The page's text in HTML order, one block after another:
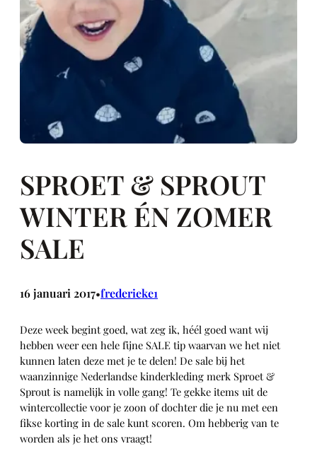
SPROET & SPROUT
WINTER ÉN ZOMER
SALE
16 januari 2017•frederieke1
Deze week begint goed, wat zeg ik, héél goed want wij
hebben weer een hele fijne SALE tip waarvan we het niet
kunnen laten deze met je te delen! De sale bij het
waanzinnige Nederlandse kinderkleding merk Sproet &
Sprout is namelijk in volle gang! Te gekke items uit de
wintercollectie voor je zoon of dochter die je nu met een
fikse korting in de sale kunt scoren. Om hebberig van te
worden als je het ons vraagt!